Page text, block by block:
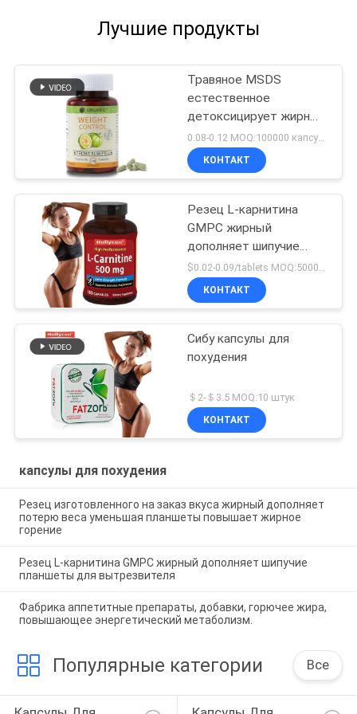
Лучшие продукты
Травяное MSDS
естественное
детоксицирует жирные
дополнения резца
быстрые уменьшающ
120 капсул
0.08-0.12 MOQ:100000 капсулы/планшетов
КОНТАКТ
Резец L-карнитина
GMPC жирный
дополняет шипучие
капсулы для
вытрезвителя Silmming
$0.02-0.09/tablets MOQ:50000 планшетов
КОНТАКТ
Сибу капсулы для
похудения
＄2-＄3.5 MOQ:10 штук
КОНТАКТ
капсулы для похудения
Резец изготовленного на заказ вкуса жирный дополняет
потерю веса уменьшая планшеты повышает жирное
горение
Резец L-карнитина GMPC жирный дополняет шипучие
планшеты для вытрезвителя
Фабрика аппетитные препараты, добавки, горючее жира,
повышающее энергетический метаболизм.
Популярные категории Все